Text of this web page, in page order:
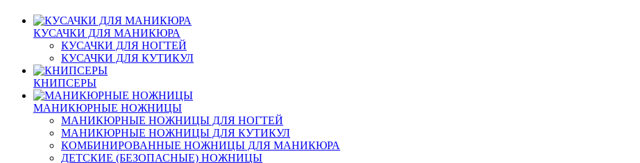
КУСАЧКИ ДЛЯ МАНИКЮРА
КУСАЧКИ ДЛЯ НОГТЕЙ
КУСАЧКИ ДЛЯ КУТИКУЛ
КНИПСЕРЫ
МАНИКЮРНЫЕ НОЖНИЦЫ
МАНИКЮРНЫЕ НОЖНИЦЫ ДЛЯ НОГТЕЙ
МАНИКЮРНЫЕ НОЖНИЦЫ ДЛЯ КУТИКУЛ
КОМБИНИРОВАННЫЕ НОЖНИЦЫ ДЛЯ МАНИКЮРА
ДЕТСКИЕ (БЕЗОПАСНЫЕ) НОЖНИЦЫ